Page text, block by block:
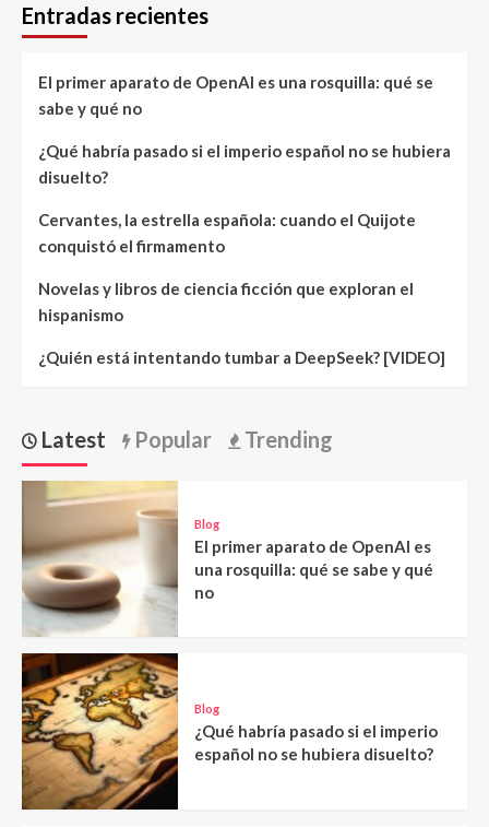
Entradas recientes
El primer aparato de OpenAI es una rosquilla: qué se
sabe y qué no
¿Qué habría pasado si el imperio español no se hubiera
disuelto?
Cervantes, la estrella española: cuando el Quijote
conquistó el firmamento
Novelas y libros de ciencia ficción que exploran el
hispanismo
¿Quién está intentando tumbar a DeepSeek? [VIDEO]
Latest Popular Trending
Blog
El primer aparato de OpenAI es
una rosquilla: qué se sabe y qué
no
Blog
¿Qué habría pasado si el imperio
español no se hubiera disuelto?